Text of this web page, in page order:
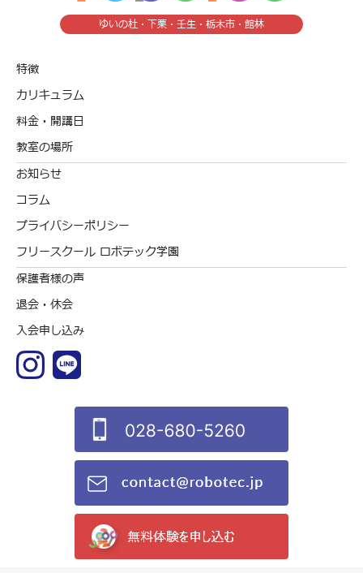
ゆいの杜・下栗・壬生・栃木市・館林
特徴
カリキュラム
料金・開講日
教室の場所
お知らせ
コラム
プライバシーポリシー
フリースクール ロボテック学園
保護者様の声
退会・休会
入会申し込み